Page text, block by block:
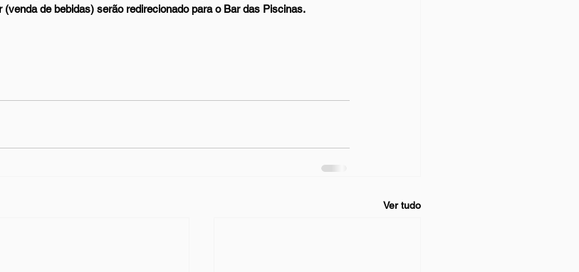
de bebidas) serão redirecionado para o Bar das Piscinas.
Ver tudo